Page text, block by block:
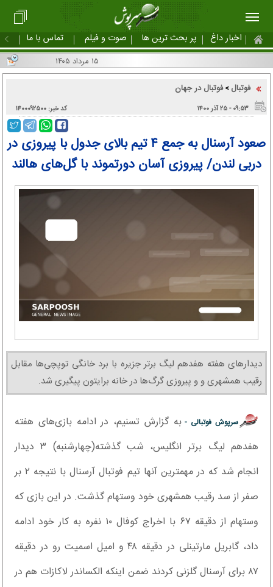
اخبار داغ پر بحث ترین ها صوت و فیلم تماس با ما
فوتبال >فوتبال در جهان
۰۹:۵۳ - ۲۵ آذر ۱۴۰۰ کد خبر: ۱۴۰۰۰۹۲۵۰۰
صعود آرسنال به جمع ۴ تیم بالای جدول با پیروزی در
دربی لندن/ پیروزی آسان دورتموند با گل‌های هالند
دیدارهای هفته هفدهم لیگ برتر جزیره با برد خانگی توپچی‌ها مقابل
رقیب همشهری و و پیروزی گرگ‌ها در خانه برایتون پیگیری شد.
سرپوش فوتبالی -به گزارش تسنیم، در ادامه بازی‌های هفته
هفدهم لیگ برتر انگلیس، شب گذشته(چهارشنبه) ۳ دیدار
انجام شد که در مهمترین آنها تیم فوتبال آرسنال با نتیجه ۲ بر
صفر از سد رقیب همشهری خود وستهام گذشت. در این بازی که
وستهام از دقیقه ۶۷ با اخراج کوفال ۱۰ نفره به کار خود ادامه
داد، گابریل مارتینلی در دقیقه ۴۸ و امیل اسمیت رو در دقیقه
۸۷ برای آرسنال گلزنی کردند ضمن اینکه الکساندر لاکازات هم در